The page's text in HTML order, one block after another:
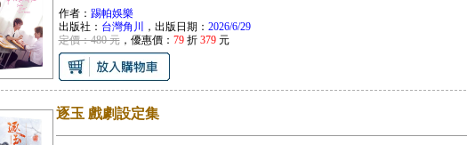
作者： 踢帕娛樂
出版社： 台灣角川 ，出版日期： 2026/6/29
定價：480 元，優惠價： 79折 379元
逐玉 戲劇設定集